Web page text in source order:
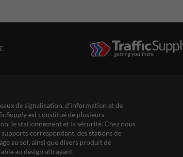
de signalisation, d'information et de
est constitué de plusieurs
le stationnement et la sécurité. Chez nous
correspondant, des stations de
au sol, ainsi que divers produit de
au design attrayant.